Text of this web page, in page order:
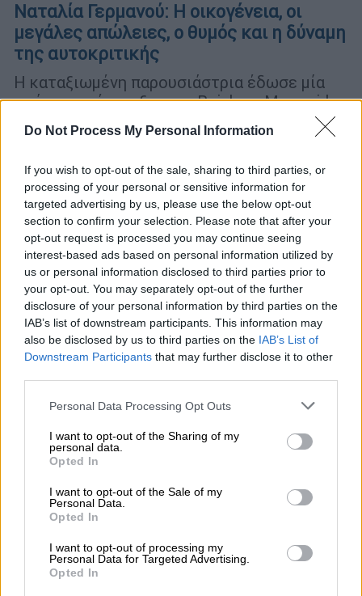
Do Not Process My Personal Information
If you wish to opt-out of the sale, sharing to third parties, or
processing of your personal or sensitive information for
targeted advertising by us, please use the below opt-out
section to confirm your selection. Please note that after your
opt-out request is processed you may continue seeing
interest-based ads based on personal information utilized by
us or personal information disclosed to third parties prior to
your opt-out. You may separately opt-out of the further
disclosure of your personal information by third parties on the
IAB’s list of downstream participants. This information may
also be disclosed by us to third parties on the IAB’s List of
Downstream Participants that may further disclose it to other
Please note that this website/app uses one or more Google
not limited to your visit or usage behaviour. You may click to
grant or deny consent to Google and its third-party tags to
use your data for below specified purposes in below Google
consent section.
Personal Data Processing Opt Outs
I want to opt-out of the Sharing of my
personal data.
Opted In
I want to opt-out of the Sale of my
Personal Data.
Opted In
I want to opt-out of processing my
Personal Data for Targeted Advertising.
Opted In
Ναταλία Γερμανού: Η οικογένεια, οι
μεγάλες απώλειες, ο θυμός και η δύναμη
της αυτοκριτικής
Η καταξιωμένη παρουσιάστρια έδωσε μία
σπάνια συνέντευξη στις Rainbow Mermaids
και μίλησε για όλα
Ναταλία Γερμανού για Πάνο Ρούτσι:
«Είναι υπεράνθρωπος - Μπροστά του
στεκόμαστε προσοχή»
«Αυτός ο άνθρωπος πραγματικά βιώνει ένα
κόσμο, κάτι που είναι μοναδικό και
εξαιρετικό», ανέφερε η παρουσιάστρια